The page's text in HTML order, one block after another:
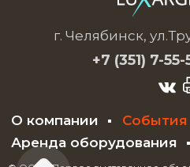
г. Челябинск,
+7 (351) 7-55-
О компании События
Аренда оборудования